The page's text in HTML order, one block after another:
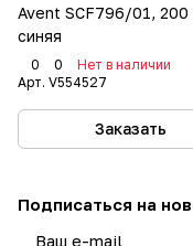
Avent SCF796/01, 200
синяя
0 0
Нет в наличии
Арт. V554527
Заказать
Подписаться на